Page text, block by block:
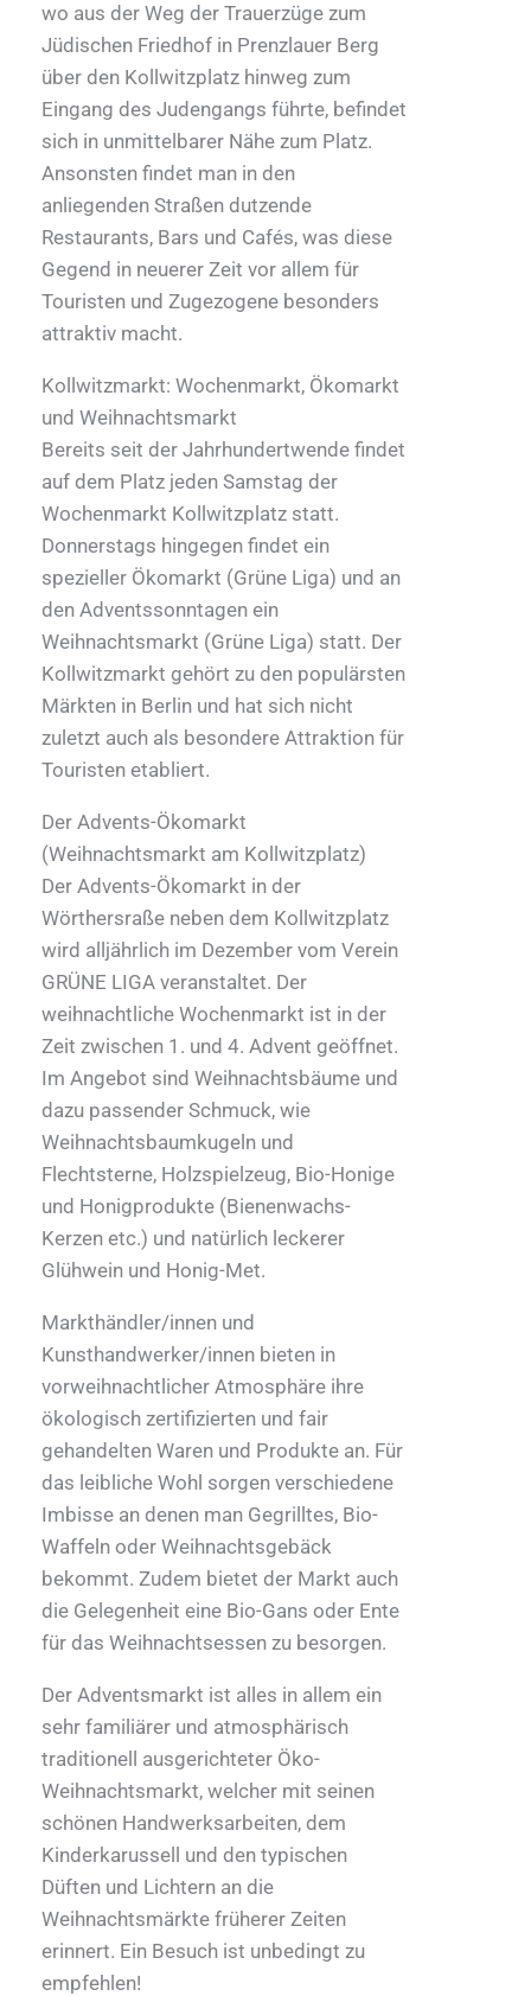
wo aus der Weg der Trauerzüge zum
Jüdischen Friedhof in Prenzlauer Berg
über den Kollwitzplatz hinweg zum
Eingang des Judengangs führte, befindet
sich in unmittelbarer Nähe zum Platz.
Ansonsten findet man in den
anliegenden Straßen dutzende
Restaurants, Bars und Cafés, was diese
Gegend in neuerer Zeit vor allem für
Touristen und Zugezogene besonders
attraktiv macht.
Kollwitzmarkt: Wochenmarkt, Ökomarkt
und Weihnachtsmarkt
Bereits seit der Jahrhundertwende findet
auf dem Platz jeden Samstag der
Wochenmarkt Kollwitzplatz statt.
Donnerstags hingegen findet ein
spezieller Ökomarkt (Grüne Liga) und an
den Adventssonntagen ein
Weihnachtsmarkt (Grüne Liga) statt. Der
Kollwitzmarkt gehört zu den populärsten
Märkten in Berlin und hat sich nicht
zuletzt auch als besondere Attraktion für
Touristen etabliert.
Der Advents-Ökomarkt
(Weihnachtsmarkt am Kollwitzplatz)
Der Advents-Ökomarkt in der
Wörthersraße neben dem Kollwitzplatz
wird alljährlich im Dezember vom Verein
GRÜNE LIGA veranstaltet. Der
weihnachtliche Wochenmarkt ist in der
Zeit zwischen 1. und 4. Advent geöffnet.
Im Angebot sind Weihnachtsbäume und
dazu passender Schmuck, wie
Weihnachtsbaumkugeln und
Flechtsterne, Holzspielzeug, Bio-Honige
und Honigprodukte (Bienenwachs-
Kerzen etc.) und natürlich leckerer
Glühwein und Honig-Met.
Markthändler/innen und
Kunsthandwerker/innen bieten in
vorweihnachtlicher Atmosphäre ihre
ökologisch zertifizierten und fair
gehandelten Waren und Produkte an. Für
das leibliche Wohl sorgen verschiedene
Imbisse an denen man Gegrilltes, Bio-
Waffeln oder Weihnachtsgebäck
bekommt. Zudem bietet der Markt auch
die Gelegenheit eine Bio-Gans oder Ente
für das Weihnachtsessen zu besorgen.
Der Adventsmarkt ist alles in allem ein
sehr familiärer und atmosphärisch
traditionell ausgerichteter Öko-
Weihnachtsmarkt, welcher mit seinen
schönen Handwerksarbeiten, dem
Kinderkarussell und den typischen
Düften und Lichtern an die
Weihnachtsmärkte früherer Zeiten
erinnert. Ein Besuch ist unbedingt zu
empfehlen!